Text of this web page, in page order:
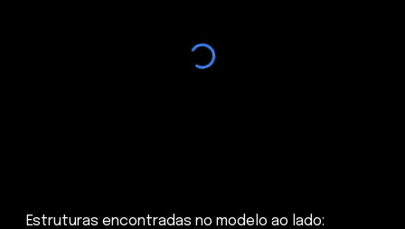
Estruturas encontradas no modelo ao lado: